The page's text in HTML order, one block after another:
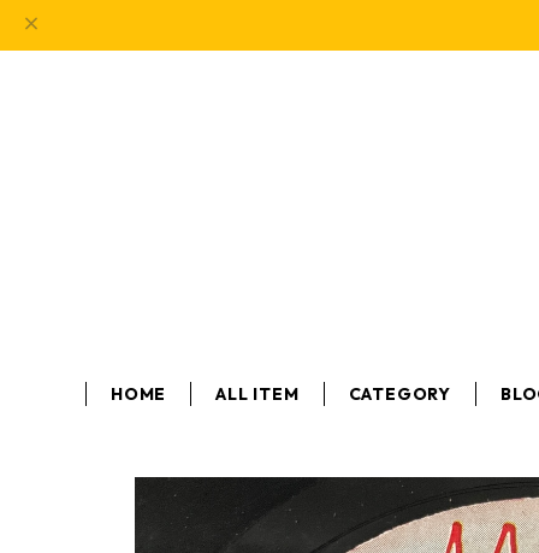
HOME ALL ITEM CATEGORY